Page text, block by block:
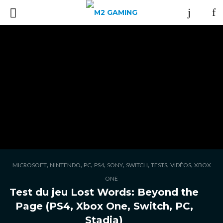
MICROSOFT, NINTENDO, PC, PS4, SONY, SWITCH, TESTS, VIDÉOS, XBOX
ONE
Test du jeu Lost Words: Beyond the
Page (PS4, Xbox One, Switch, PC,
Stadia)